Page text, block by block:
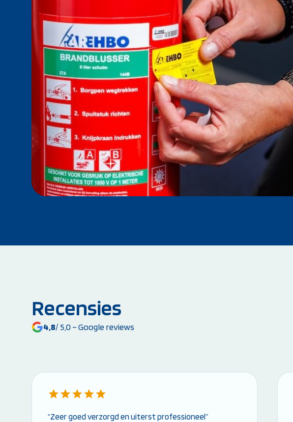
Recensies
4,8/ 5,0 – Google reviews
“Zeer goed verzorgd en uiterst professioneel”